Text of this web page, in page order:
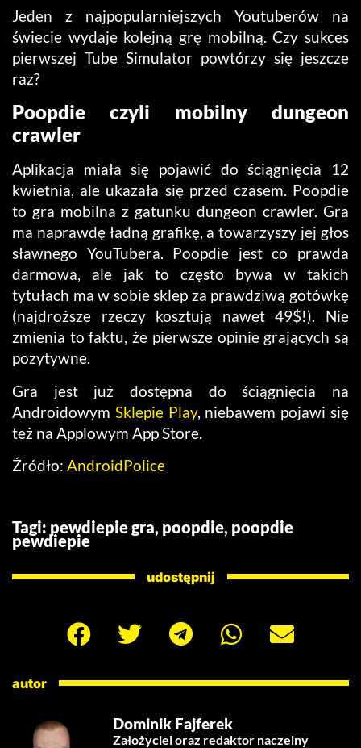
Jeden z najpopularniejszych Youtuberów na
świecie wydaje kolejną grę mobilną. Czy sukces
pierwszej Tube Simulator powtórzy się jeszcze
raz?
Poopdie czyli mobilny dungeon
crawler
Aplikacja miała się pojawić do ściągnięcia 12
kwietnia, ale ukazała się przed czasem. Poopdie
to gra mobilna z gatunku dungeon crawler. Gra
ma naprawdę ładną grafikę, a towarzyszy jej głos
sławnego YouTubera. Poopdie jest co prawda
darmowa, ale jak to często bywa w takich
tytułach ma w sobie sklep za prawdziwą gotówkę
(najdroższe rzeczy kosztują nawet 49$!). Nie
zmienia to faktu, że pierwsze opinie grających są
pozytywne.
Gra jest już dostępna do ściągnięcia na
Androidowym Sklepie Play, niebawem pojawi się
też na Applowym App Store.
Źródło: AndroidPolice
Tagi: pewdiepie gra, poopdie, poopdie
pewdiepie
udostępnij
autor
Dominik Fajferek
Założyciel oraz redaktor naczelny